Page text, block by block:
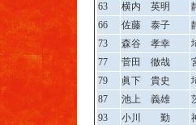
63
横内 英明
66
佐藤 泰子
73
森谷 孝幸
77
菅田 徹哉
79
眞下 貴史
87
池上 義雄
93
小川 勤